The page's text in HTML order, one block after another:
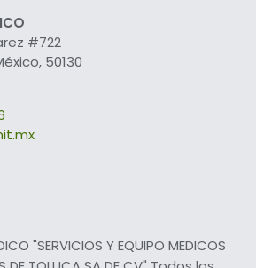
#722
50130
"SERVICIOS Y EQUIPO MEDICOS